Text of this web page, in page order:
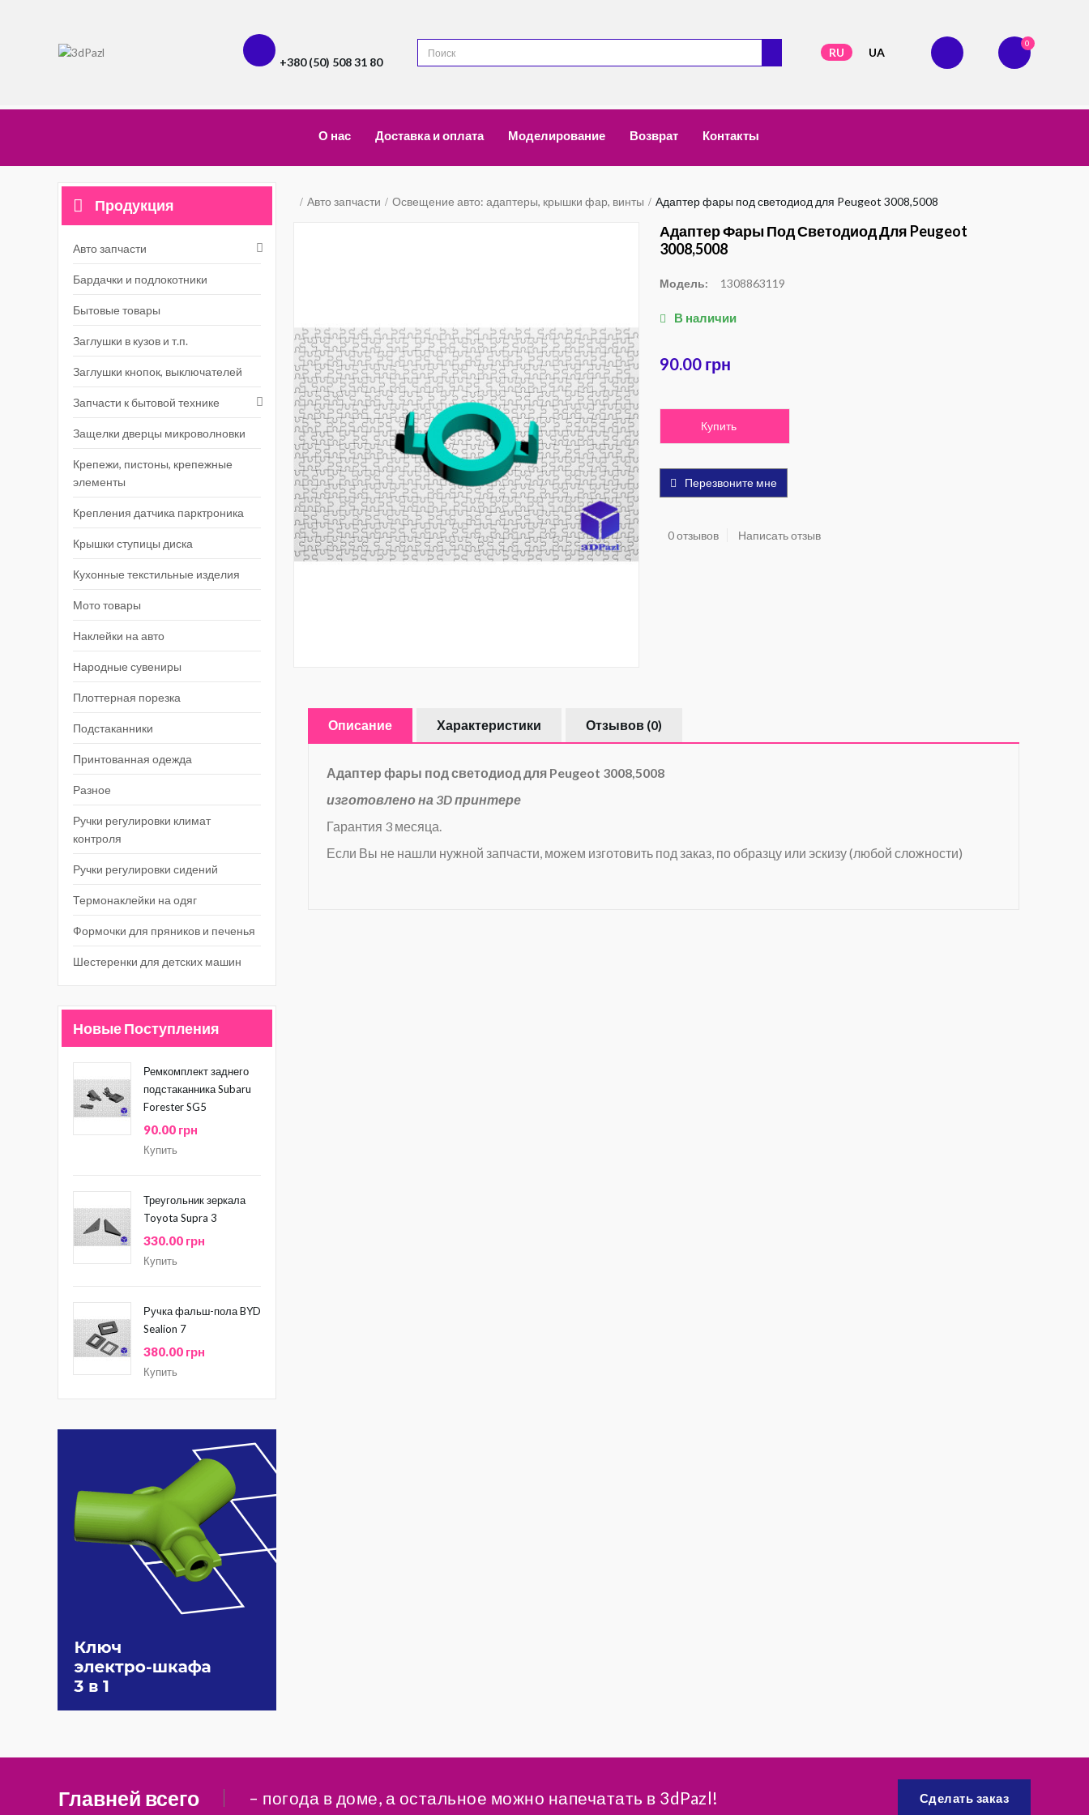
+380 (50) 508 31 80
RU UA
0
О нас Доставка и оплата Моделирование Возврат Контакты
Продукция
Авто запчасти
Бардачки и подлокотники
Бытовые товары
Заглушки в кузов и т.п.
Заглушки кнопок, выключателей
Запчасти к бытовой технике
Защелки дверцы микроволновки
Крепежи, пистоны, крепежные
элементы
Крепления датчика парктроника
Крышки ступицы диска
Кухонные текстильные изделия
Мото товары
Наклейки на авто
Народные сувениры
Плоттерная порезка
Подстаканники
Принтованная одежда
Разное
Ручки регулировки климат
контроля
Ручки регулировки сидений
Термонаклейки на одяг
Формочки для пряников и печенья
Шестеренки для детских машин
Новые Поступления
Ремкомплект заднего
подстаканника Subaru
Forester SG5
90.00 грн
Купить
Треугольник зеркала
Toyota Supra 3
330.00 грн
Купить
Ручка фальш-пола BYD
Sealion 7
380.00 грн
Купить
Авто запчасти Освещение авто: адаптеры, крышки фар, винты Адаптер фары под светодиод для Peugeot 3008,5008
Адаптер Фары Под Светодиод Для Peugeot
3008,5008
Модель: 1308863119
В наличии
90.00 грн
Купить
Перезвоните мне
0 отзывов Написать отзыв
Описание Характеристики Отзывов (0)
Адаптер фары под светодиод для Peugeot 3008,5008
изготовлено на 3D принтере
Гарантия 3 месяца.
Если Вы не нашли нужной запчасти, можем изготовить под заказ, по образцу или эскизу (любой сложности)
Главней всего – погода в доме, а остальное можно напечатать в 3dPazl! Сделать заказ